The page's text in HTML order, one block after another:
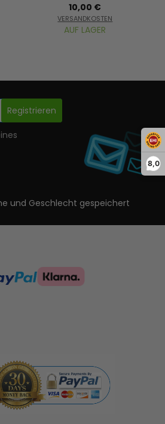
8,0
10,00 €
VERSANDKOSTEN
AUF LAGER
Registrieren
und Geschlecht gespeichert